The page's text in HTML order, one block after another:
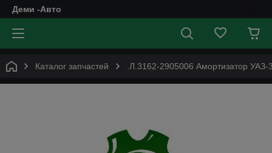
Деми -Авто
Каталог запчастей .Л.3162-2905006 Амортизатор